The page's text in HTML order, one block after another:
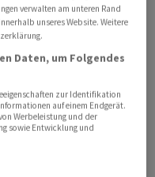
​Interview
Führung in Teheran hat
zivilen Zielen diene.
über ein ‌Ende
sagte Trump weiter.
nicht gut gehe,
verwalten am unteren Rand
unseres Website. Weitere
Daten, um Folgendes
zur Identifikation
auf einem Endgerät.
Werbeleistung und der
sowie Entwicklung und